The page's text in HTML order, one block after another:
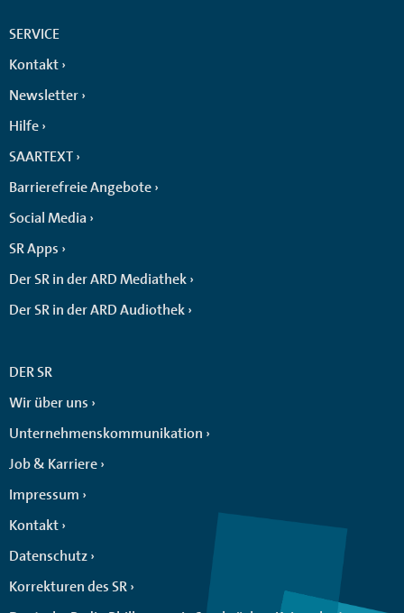
SERVICE
Kontakt
Newsletter
Hilfe
SAARTEXT
Barrierefreie Angebote
Social Media
SR Apps
Der SR in der ARD Mediathek
Der SR in der ARD Audiothek
DER SR
Wir über uns
Unternehmenskommunikation
Job & Karriere
Impressum
Kontakt
Datenschutz
Korrekturen des SR